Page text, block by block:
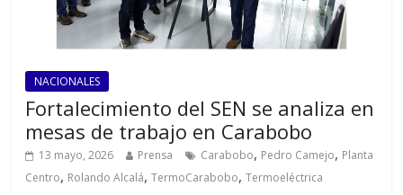
NACIONALES
Fortalecimiento del SEN se analiza en
mesas de trabajo en Carabobo
13 mayo, 2026 Prensa Carabobo, Pedro Camejo, Planta
Centro, Rolando Alcalá,TermoCarabobo,Termoeléctrica